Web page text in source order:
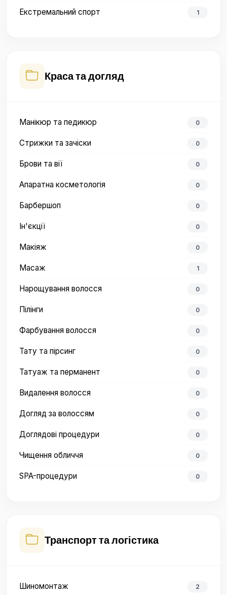
Екстремальний спорт 1
Краса та догляд
Манікюр та педикюр 0
Стрижки та зачіски 0
Брови та вії 0
Апаратна косметологія 0
Барбершоп 0
Ін'єкції 0
Макіяж 0
Масаж 1
Нарощування волосся 0
Пілінги 0
Фарбування волосся 0
Тату та пірсинг 0
Татуаж та перманент 0
Видалення волосся 0
Догляд за волоссям 0
Доглядові процедури 0
Чищення обличчя 0
SPA-процедури 0
Транспорт та логістика
Шиномонтаж 2